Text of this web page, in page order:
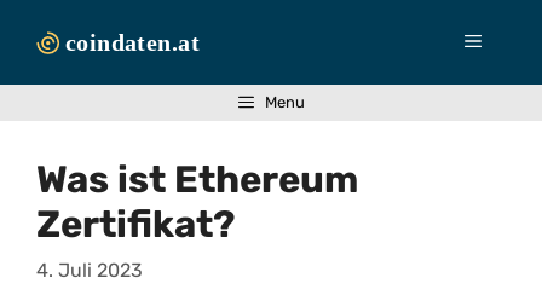
Inhalt
Menü
Menu
Was ist Ethereum
Zertifikat?
4. Juli 2023